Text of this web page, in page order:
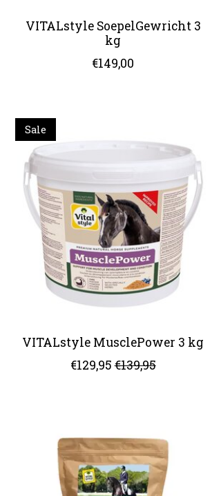
VITALstyle SoepelGewricht 3
kg
€149,00
Sale
VITALstyle MusclePower 3 kg
€129,95 €139,95